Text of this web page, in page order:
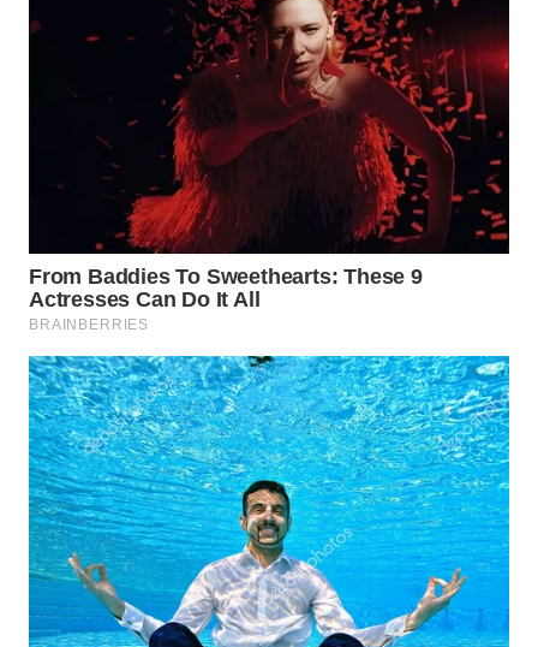
ID
NET
MKLI
LPKKI
LKKI
KOPEKLIN
PORTAL
KONSUMEN
FORWAMKI